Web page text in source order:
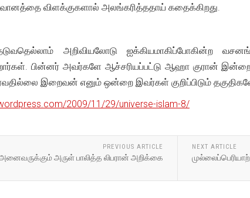
வானத்தை விளக்குகளால் அலங்கரித்ததாய் கதைக்கிறது.
அறிவியலோடு ஐக்கியமாகிப்போகின்ற
பின்னர் அவர்களே ஆச்சரியப்பட்டு ஆஹா குரான்
இறைவன் எனும் ஒன்றை இவர்கள் குறிப்பிடும்
2009/11/29/universe-islam-8/
PREVIOUS ARTICLE
அருள் பாலித்த‌ லிபரான் அறிக்கை
NEXT ARTICLE